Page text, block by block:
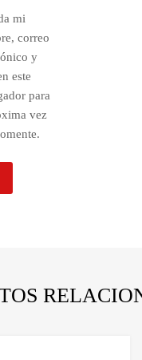
mi
correo
y
este
para
vez